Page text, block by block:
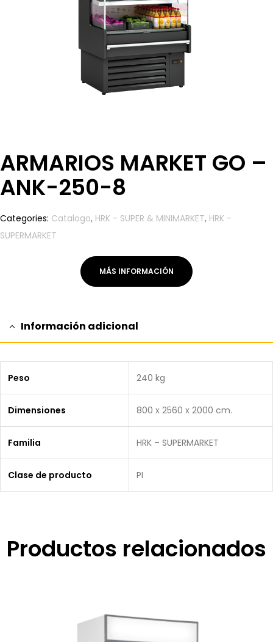
ARMARIOS MARKET GO –
ANK-250-8
Categories: Catalogo, HRK - SUPER & MINIMARKET, HRK -
SUPERMARKET
MÁS INFORMACIÓN
Información adicional
Peso 240 kg
Dimensiones 800 x 2560 x 2000 cm.
Familia HRK – SUPERMARKET
Clase de producto PI
Productos relacionados